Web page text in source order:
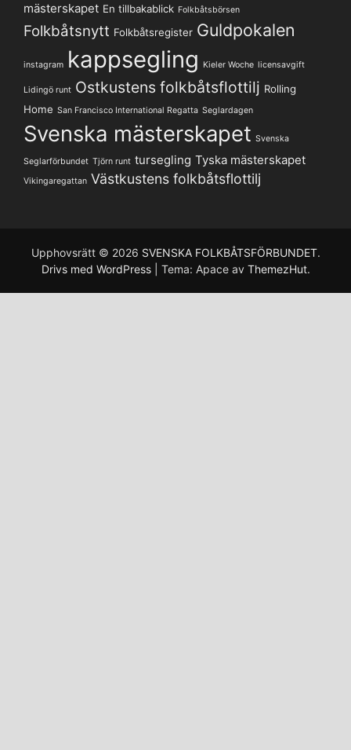
mästerskapet En tillbakablick Folkbåtsbörsen
Folkbåtsnytt Folkbåtsregister Guldpokalen
instagram kappsegling Kieler Woche licensavgift
Lidingö runt Ostkustens folkbåtsflottilj Rolling
Home San Francisco International Regatta Seglardagen
Svenska mästerskapet Svenska
Seglarförbundet Tjörn runt tursegling Tyska mästerskapet
Vikingaregattan Västkustens folkbåtsflottilj
Upphovsrätt © 2026 SVENSKA FOLKBÅTSFÖRBUNDET.
Drivs med WordPress
Tema: Apace av ThemezHut.